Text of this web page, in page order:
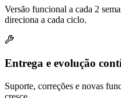
Versão funcional a cada 2
direciona a cada ciclo.
Entrega e evolução
Suporte, correções e novas